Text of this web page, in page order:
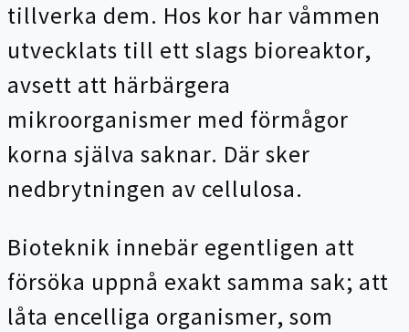
tillverka dem. Hos kor har våmmen
utvecklats till ett slags bioreaktor,
avsett att härbärgera
mikroorganismer med förmågor
korna själva saknar. Där sker
nedbrytningen av cellulosa.
Bioteknik innebär egentligen att
försöka uppnå exakt samma sak; att
låta encelliga organismer, som